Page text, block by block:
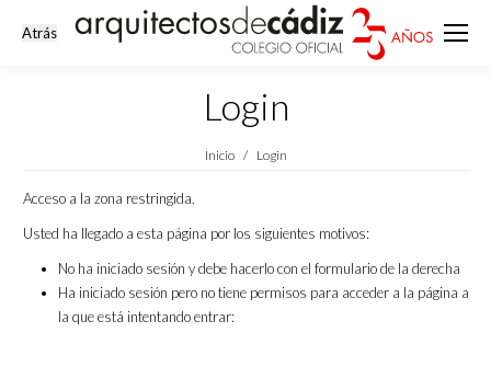
Login
Estás aquí:
Inicio Login
Acceso a la zona restringida.
Usted ha llegado a esta página por los siguientes motivos:
No ha iniciado sesión y debe hacerlo con el formulario de la derecha
Ha iniciado sesión pero no tiene permisos para acceder a la página a
la que está intentando entrar: